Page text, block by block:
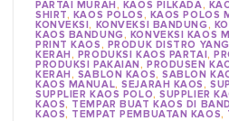
PARTAI MURAH, KAOS PILKADA,
SHIRT, KAOS POLOS, KAOS POLOS
KONVEKSI, KONVEKSI BANDUNG,
KAOS BANDUNG, KONVEKSI KAOS
PRINT KAOS, PRODUK DISTRO
KERAH, PRODUKSI KAOS PARTAI,
PRODUKSI PAKAIAN,PRODUSEN
KERAH, SABLON KAOS,SABLON
KAOS MANUAL,SEJARAH KAOS,
SUPPLIER KAOS POLO,SUPPLIER
KAOS, TEMPAR BUAT KAOS DI
KAOS, TEMPAT PEMBUATAN KAOS,